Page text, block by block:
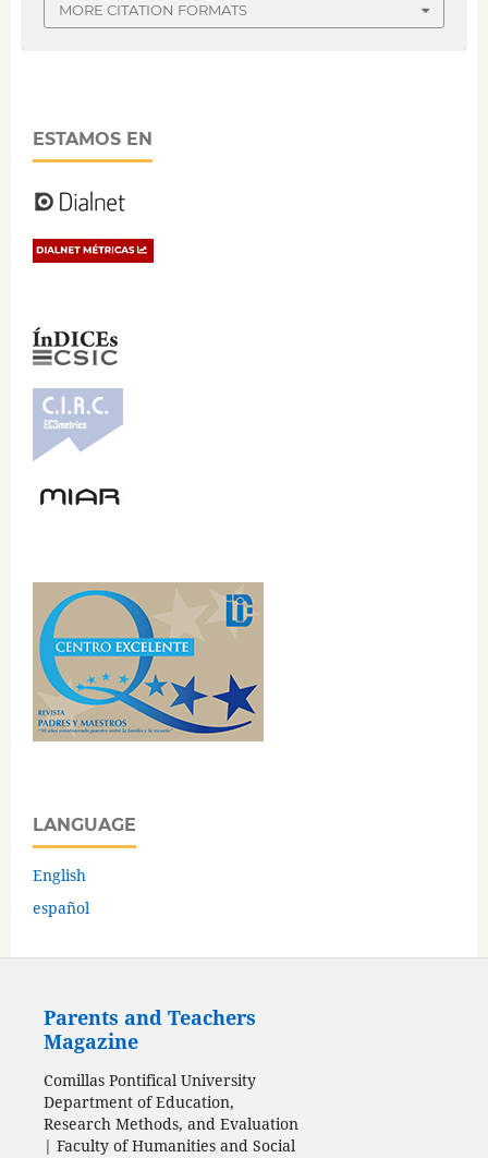
MORE CITATION FORMATS
ESTAMOS EN
LANGUAGE
English
español
Parents and Teachers
Magazine
Comillas Pontifical University
Department of Education,
Research Methods, and Evaluation
| Faculty of Humanities and Social